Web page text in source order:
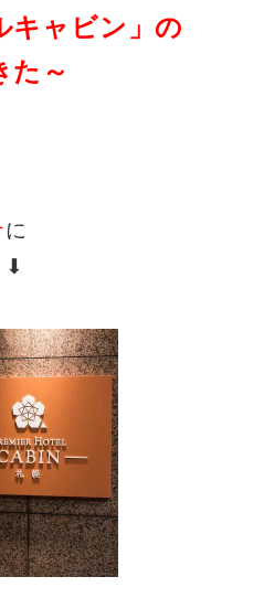
キャビン」の
た～
に
⬇︎